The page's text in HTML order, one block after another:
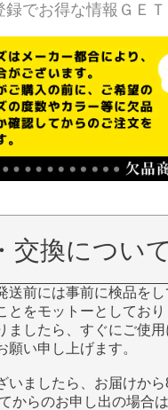
録でお得な情報ＧＥ
交換につい
送前には事前に検品を
とをモットーとしてお
ましたら、すぐにご使
い申し上げます。
いましたら、お届けか
からのお申し出の場合